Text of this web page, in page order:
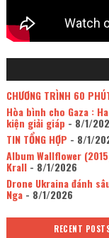
CHƯƠNG TRÌNH 60
Hòa bình cho Gaza :
kiện giải giáp - 8/1/
TIN TỔNG HỢP - 8/1/
Album Wallflower
Krall- 8/1/2026
Drone Ukraina đánh
Nga- 8/1/2026
RECENT